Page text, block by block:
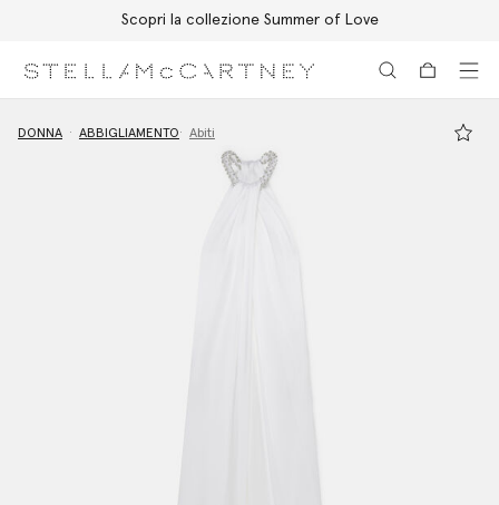
Scopri la collezione Summer of Love
DONNA ABBIGLIAMENTO Abiti